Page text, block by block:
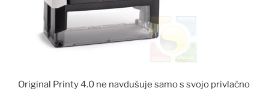
Original Printy 4.0 ne navdušuje samo s svojo privlačno